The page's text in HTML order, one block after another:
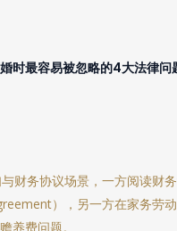
时最容易被忽略的4大法律问